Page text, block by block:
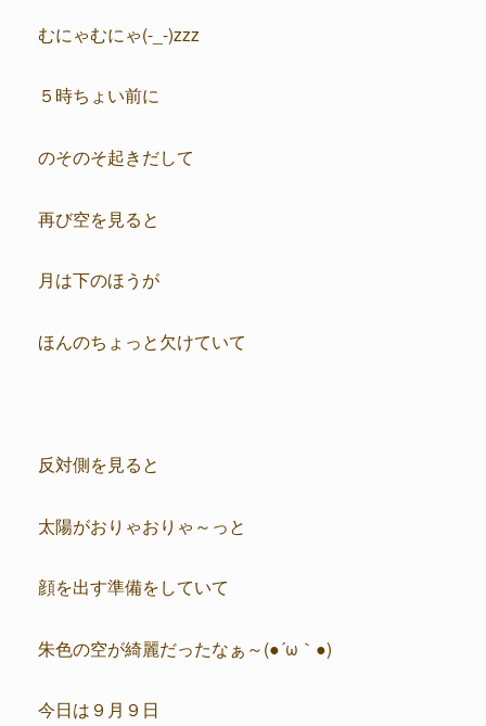
むにゃむにゃ(-_-)zzz
５時ちょい前に
のそのそ起きだして
再び空を見ると
月は下のほうが
ほんのちょっと欠けていて
反対側を見ると
太陽がおりゃおりゃ～っと
顔を出す準備をしていて
朱色の空が綺麗だったなぁ～(●´ω｀●)
今日は９月９日